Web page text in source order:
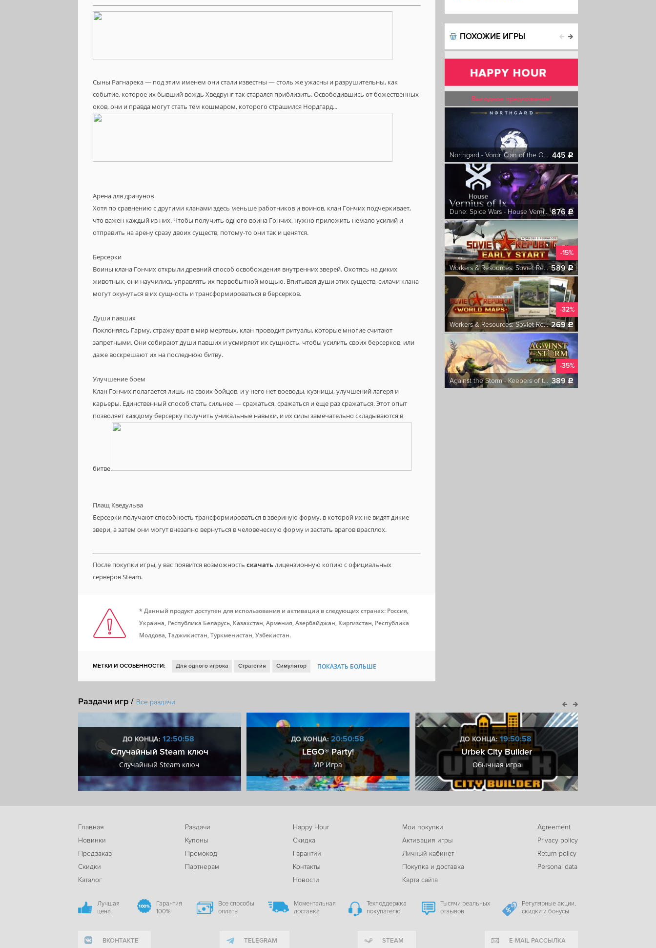
Сыны Рагнарека — под этим именем они стали известны — столь же ужасны и разрушительны, как
событие, которое их бывший вождь Хведрунг так старался приблизить. Освободившись от божественных
оков, они и правда могут стать тем кошмаром, которого страшился Нордгард...
Арена для драчунов
Хотя по сравнению с другими кланами здесь меньше работников и воинов, клан Гончих подчеркивает,
что важен каждый из них. Чтобы получить одного воина Гончих, нужно приложить немало усилий и
отправить на арену сразу двоих существ, потому-то они так и ценятся.
Берсерки
Воины клана Гончих открыли древний способ освобождения внутренних зверей. Охотясь на диких
животных, они научились управлять их первобытной мощью. Впитывая души этих существ, силачи клана
могут окунуться в их сущность и трансформироваться в берсерков.
Души павших
Поклоняясь Гарму, стражу врат в мир мертвых, клан проводит ритуалы, которые многие считают
запретными. Они собирают души павших и усмиряют их сущность, чтобы усилить своих берсерков, или
даже воскрешают их на последнюю битву.
Улучшение боем
Клан Гончих полагается лишь на своих бойцов, и у него нет воеводы, кузницы, улучшений лагеря и
карьеры. Единственный способ стать сильнее — сражаться, сражаться и еще раз сражаться. Этот опыт
позволяет каждому берсерку получить уникальные навыки, и их силы замечательно складываются в
битве.
Плащ Кведульва
Берсерки получают способность трансформироваться в звериную форму, в которой их не видят дикие
звери, а затем они могут внезапно вернуться в человеческую форму и застать врагов врасплох.
После покупки игры, у вас появится возможность скачатьлицензионную копию с официальных
серверов Steam.
* Данный продукт доступен для использования и активации в следующих странах: Россия,
Украина, Республика Беларусь, Казахстан, Армения, Азербайджан, Киргизстан, Республика
Молдова, Таджикистан, Туркменистан, Узбекистан.
МЕТКИ И ОСОБЕННОСТИ: Для одного игрока Стратегия Симулятор ПОКАЗАТЬ БОЛЬШЕ
Стратегия в реальном времени
Строительство базы Градостроение Игрок против ИИ
DLC Steam Cloud
ПОХОЖИЕ ИГРЫ
Выгодное предложение!
Northgard - Vordr, Clan of the Owl 445 c
Dune: Spice Wars - House Vernius of Ix 876 c
-15%
Workers & Resources: Soviet Republic - Early Start 589c
-32%
Workers & Resources: Soviet Republic - World Maps 269c
-35%
Against the Storm - Keepers of the Stone 389c
Stronghold: Warlords - The Art of War Campaign 299c
Exogate Initiative
589c
Раздачи игр / Все раздачи
ДО КОНЦА: 12:50:57
Случайный Steam ключ
Случайный Steam ключ
ДО КОНЦА:20:50:57
LEGO® Party!
VIP Игра
ДО КОНЦА:19:50:57
Urbek City Builder
Обычная игра
Главная
Новинки
Предзаказ
Скидки
Каталог
Раздачи
Купоны
Промокод
Партнерам
Happy Hour
Скидка
Гарантии
Контакты
Новости
Мои покупки
Активация игры
Личный кабинет
Покупка и доставка
Карта сайта
Agreement
Privacy policy
Return policy
Personal data
Лучшая
цена
Гарантия
100%
Все способы
оплаты
Моментальная
доставка
Техподдержка
покупателю
Тысячи реальных
отзывов
Регулярные акции,
скидки и бонусы
ВКОНТАКТЕ TELEGRAM STEAM E-MAIL РАССЫЛКА